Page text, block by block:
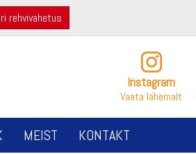
rehvivahetus
Instagram
Vaata lähemalt
MEIST KONTAKT